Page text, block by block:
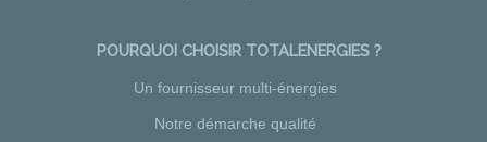
POURQUOI CHOISIR TOTALENERGIES ?
Un fournisseur multi-énergies
Notre démarche qualité